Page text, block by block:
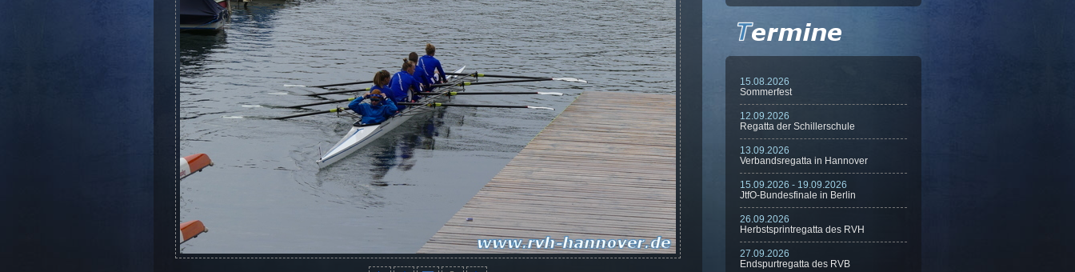
15.08.2026
Sommerfest
12.09.2026
Regatta der Schillerschule
13.09.2026
Verbandsregatta in Hannover
15.09.2026 - 19.09.2026
JtfO-Bundesfinale in Berlin
26.09.2026
Herbstsprintregatta des RVH
27.09.2026
Endspurtregatta des RVB